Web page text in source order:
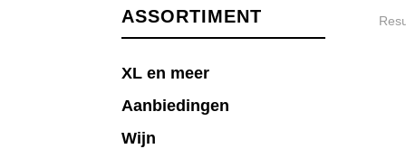
ASSORTIMENT
XL en meer
Aanbiedingen
Wijn